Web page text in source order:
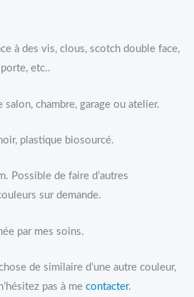
à des vis, clous, scotch double face,
etc..
salon, chambre, garage ou atelier.
plastique biosourcé.
Possible de faire d’autres
sur demande.
par mes soins.
de similaire d’une autre couleur,
pas à me contacter.